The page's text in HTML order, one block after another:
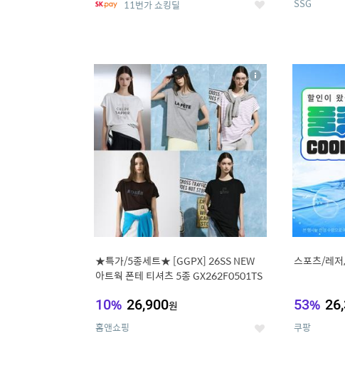
11번가 쇼킹딜 좋 SSG
17
★특가/5종세트★ [GGPX] 26SS NEW
아트웍 폰테 티셔츠 5종 GX262F0501TS
10% 26,900원
홈앤쇼핑 좋
상
세
18
스포츠/레
53%
쿠팡